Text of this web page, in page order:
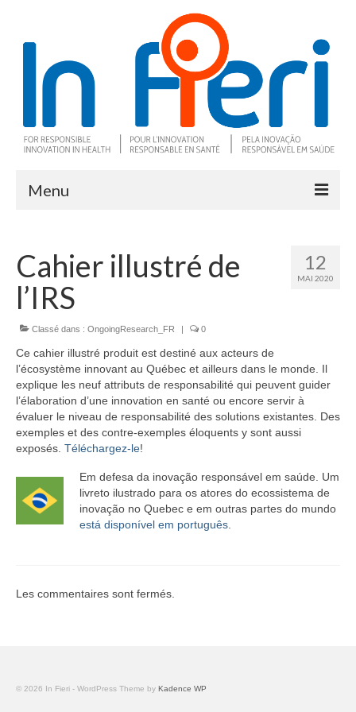
Menu
Ce qu’est l’IRS
Deux outils clés
Programme de recherche
Équipe
Publications
Vidéos
12
MAI 2020
Cahier illustré de
l’IRS
Classé dans : OngoingResearch_FR | 0
Ce cahier illustré produit est destiné aux acteurs de
l’écosystème innovant au Québec et ailleurs dans le monde. Il
explique les neuf attributs de responsabilité qui peuvent guider
l’élaboration d’une innovation en santé ou encore servir à
évaluer le niveau de responsabilité des solutions existantes. Des
exemples et des contre-exemples éloquents y sont aussi
exposés. Téléchargez-le!
Em defesa da inovação responsável em saúde. Um
livreto ilustrado para os atores do ecossistema de
inovação no Quebec e em outras partes do mundo
está disponível em português
Les commentaires sont fermés.
© 2026 In Fieri - WordPress Theme by Kadence WP